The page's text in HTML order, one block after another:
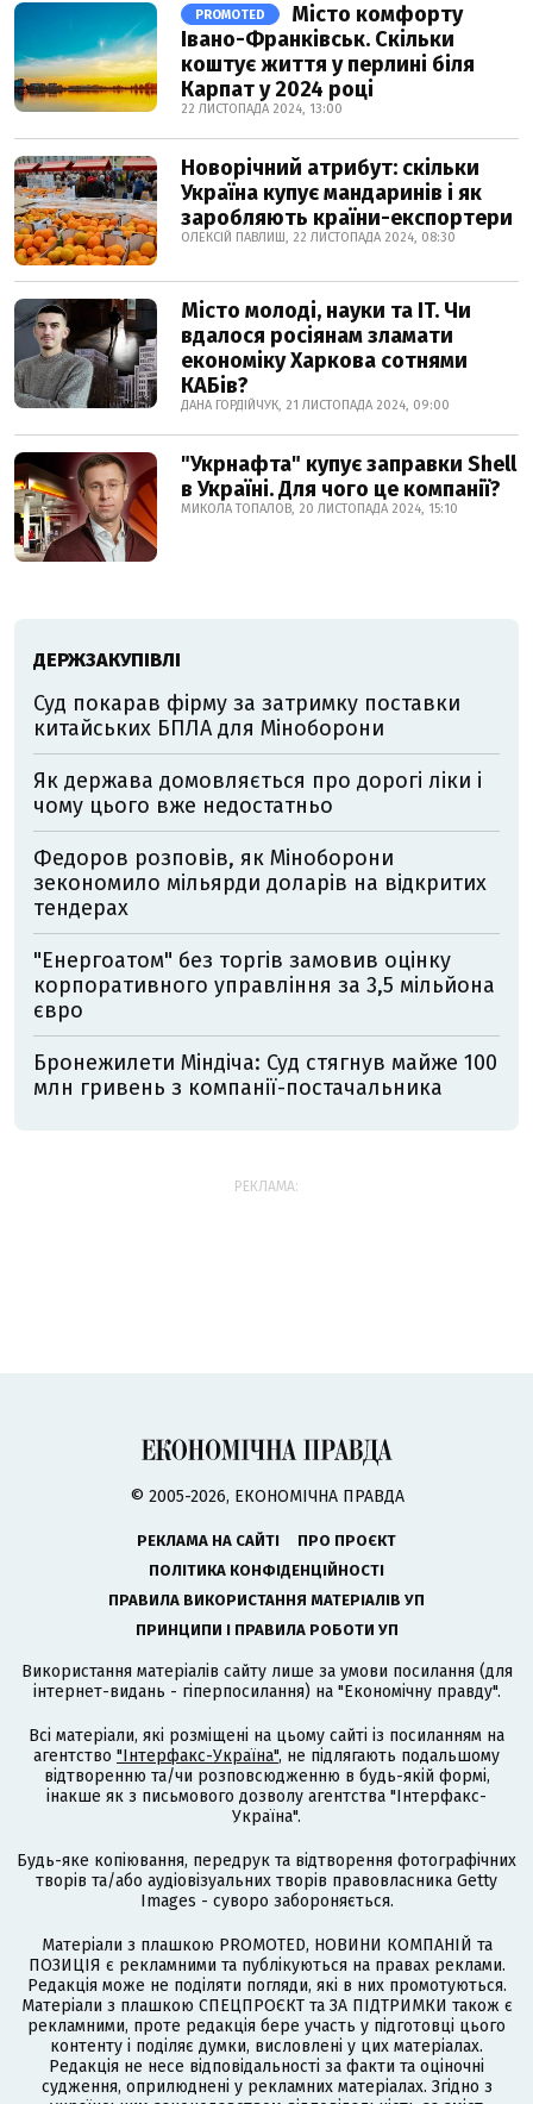
PROMOTED
Місто комфорту
Івано-Франківськ. Скільки
коштує життя у перлині біля
Карпат у 2024 році
22 ЛИСТОПАДА 2024, 13:00
Новорічний атрибут: скільки
Україна купує мандаринів і як
заробляють країни-експортери
ОЛЕКСІЙ ПАВЛИШ, 22 ЛИСТОПАДА 2024, 08:30
Місто молоді, науки та IT. Чи
вдалося росіянам зламати
економіку Харкова сотнями
КАБів?
ДАНА ГОРДІЙЧУК, 21 ЛИСТОПАДА 2024, 09:00
"Укрнафта" купує заправки Shell
в Україні. Для чого це компанії?
МИКОЛА ТОПАЛОВ, 20 ЛИСТОПАДА 2024, 15:10
ДЕРЖЗАКУПІВЛІ
Суд покарав фірму за затримку поставки
китайських БПЛА для Міноборони
Як держава домовляється про дорогі ліки і
чому цього вже недостатньо
Федоров розповів, як Міноборони
зекономило мільярди доларів на відкритих
тендерах
"Енергоатом" без торгів замовив оцінку
корпоративного управління за 3,5 мільйона
євро
Бронежилети Міндіча: Суд стягнув майже 100
млн гривень з компанії-постачальника
РЕКЛАМА:
© 2005-2026, ЕКОНОМІЧНА ПРАВДА
РЕКЛАМА НА САЙТІ
ПРО ПРОЄКТ
ПОЛІТИКА КОНФІДЕНЦІЙНОСТІ
ПРАВИЛА ВИКОРИСТАННЯ МАТЕРІАЛІВ УП
ПРИНЦИПИ І ПРАВИЛА РОБОТИ УП
Використання матеріалів сайту лише за умови посилання (для
інтернет-видань - гіперпосилання) на "Економічну правду".
Всі матеріали, які розміщені на цьому сайті із посиланням на
агентство "Інтерфакс-Україна", не підлягають подальшому
відтворенню та/чи розповсюдженню в будь-якій формі,
інакше як з письмового дозволу агентства "Інтерфакс-
Україна".
Будь-яке копіювання, передрук та відтворення фотографічних
творів та/або аудіовізуальних творів правовласника Getty
Images - суворо забороняється.
Матеріали з плашкою PROMOTED, НОВИНИ КОМПАНІЙ та
ПОЗИЦІЯ є рекламними та публікуються на правах реклами.
Редакція може не поділяти погляди, які в них промотуються.
Матеріали з плашкою СПЕЦПРОЄКТ та ЗА ПІДТРИМКИ також є
рекламними, проте редакція бере участь у підготовці цього
контенту і поділяє думки, висловлені у цих матеріалах.
Редакція не несе відповідальності за факти та оціночні
судження, оприлюднені у рекламних матеріалах. Згідно з